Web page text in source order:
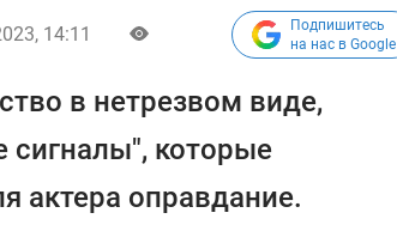
14:11
Подпишитесь
на нас в Google
в нетрезвом виде,
сигналы", которые
актера оправдание.